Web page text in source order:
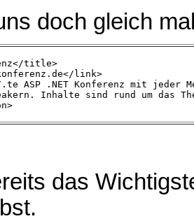
doch gleich
title>
link>
ASP .NET Konferenz mit jeder
Inhalte sind rund um das
das